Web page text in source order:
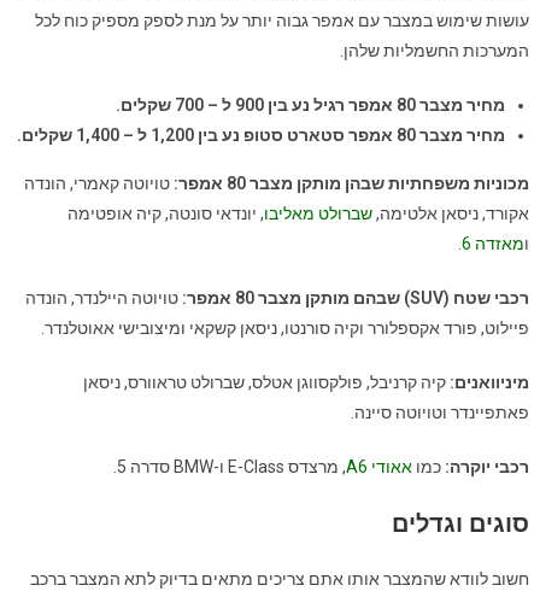
עושות שימוש במצבר עם אמפר גבוה יותר על מנת לספק מספיק כוח לכל
המערכות החשמליות שלהן.
מחיר מצבר 80 אמפר רגיל נע בין 900 ל – 700 שקלים.
מחיר מצבר 80 אמפר סטארט סטופ נע בין 1,200 ל – 1,400 שקלים.
מכוניות משפחתיות שבהן מותקן מצבר 80 אמפר:
טויוטה קאמרי, הונדה
אקורד, ניסאן אלטימה,שברולט מאליבו, יונדאי סונטה, קיה אופטימה
ומאזדה 6
רכבי שטח (SUV) שבהם מותקן מצבר 80 אמפר:
טויוטה היילנדר, הונדה
פיילוט, פורד אקספלורר וקיה סורנטו, ניסאן קשקאי ומיצובישי אאוטלנדר.
מיניוואנים: קיה קרניבל, פולקסווגן אטלס, שברולט טראוורס, ניסאן
פאתפיינדר וטויוטה סיינה.
רכבי יוקרה: כמו אאודי A6 , מרצדס E-Class ו-BMW סדרה 5.
סוגים וגדלים
חשוב לוודא שהמצבר אותו אתם צריכים מתאים בדיוק לתא המצבר ברכב